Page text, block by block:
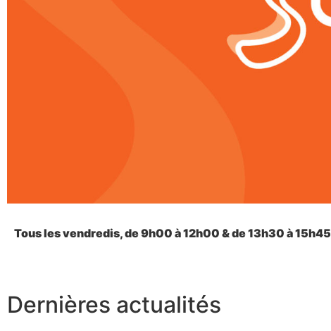
Tous les vendredis, de 9h00 à 12h00 & de 13h30 à 15h45
Dernières actualités